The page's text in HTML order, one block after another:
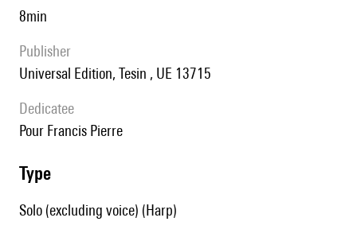
8min
publisher
Universal Edition, Tesin , UE 13715
Dedicatee
pour Francis Pierre
type
Solo (excluding voice) (Harp)